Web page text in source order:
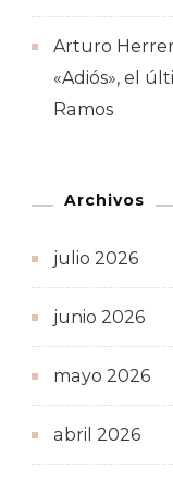
Arturo
«Adiós», el
Ramos
Archivos
julio 2026
junio 2026
mayo 2026
abril 2026